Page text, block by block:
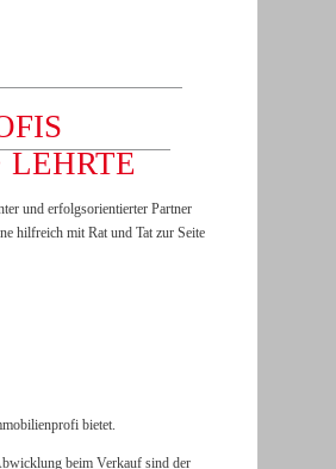
LEHRTE
und erfolgsorientierter Partner
hilfreich mit Rat und Tat zur Seite
bietet.
beim Verkauf sind der